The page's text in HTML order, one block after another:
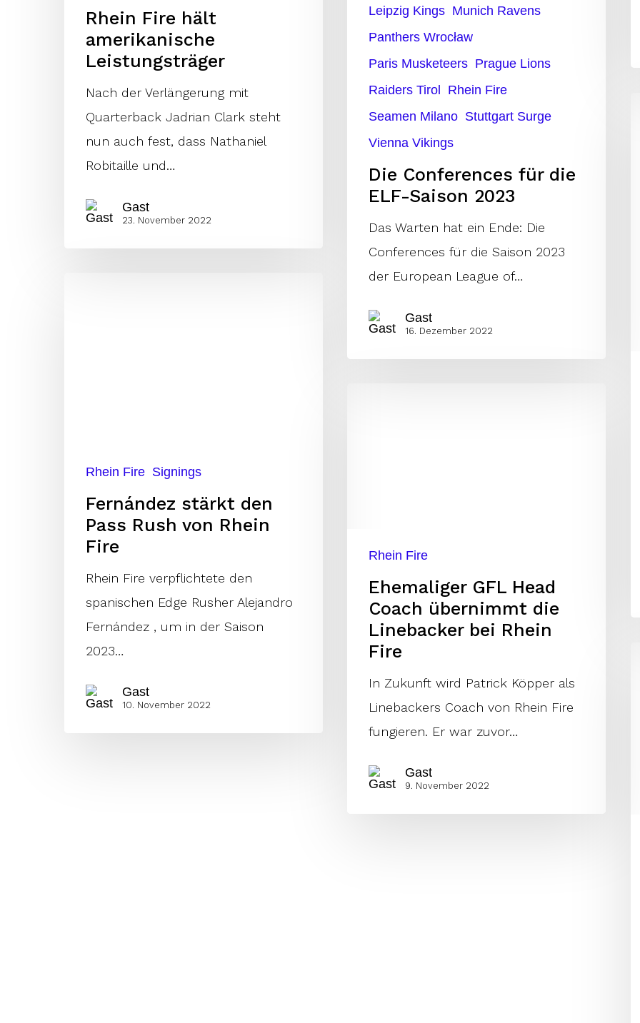
Leipzig Kings Munich Ravens
Panthers Wrocław
Paris Musketeers Prague Lions
Raiders Tirol
Rhein Fire
Seamen Milano Stuttgart Surge
Vienna Vikings
Die Conferences für die
ELF-Saison 2023
Das Warten hat ein Ende: Die
Conferences für die Saison 2023
der European League of…
Gast
16. Dezember 2022
Rhein Fire hält
amerikanische
Leistungsträger
Nach der Verlängerung mit
Quarterback Jadrian Clark steht
nun auch fest, dass Nathaniel
Robitaille und…
Gast
23. November 2022
Rhein Fire Signings
Fernández stärkt den
Pass Rush von Rhein
Fire
Rhein Fire verpflichtete den
spanischen Edge Rusher Alejandro
Fernández , um in der Saison
2023…
Gast
10. November 2022
Rhein
Rhein Fire
Ehemaliger GFL Head
Coach übernimmt die
Linebacker bei Rhein
Fire
In Zukunft wird Patrick Köpper als
Linebackers Coach von Rhein Fire
fungieren. Er war zuvor…
Gast
9. November 2022